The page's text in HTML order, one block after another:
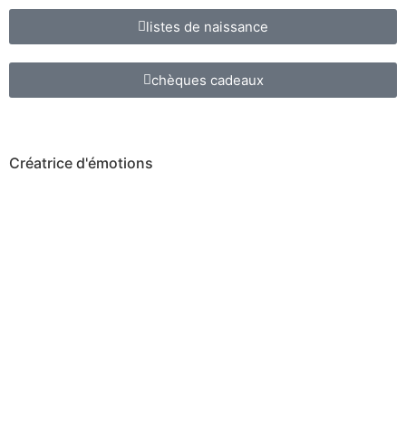
listes de naissance
chèques cadeaux
Créatrice d'émotions